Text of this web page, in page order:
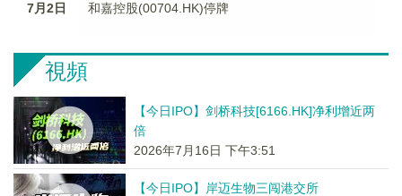
7月2日 和嘉控股(00704.HK)停牌
視頻
【今日IPO】剑桥科技[6166.HK]净利增近两
倍
2026年7月16日 下午3:51
【今日IPO】岸迈生物三闯港交所